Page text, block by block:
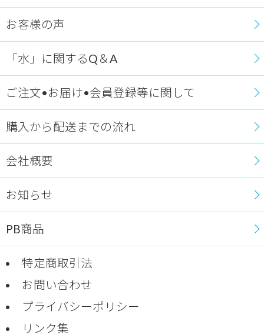
お客様の声
「水」に関するQ＆A
ご注文•お届け•会員登録等に関して
購入から配送までの流れ
会社概要
お知らせ
PB商品
特定商取引法
お問い合わせ
プライバシーポリシー
リンク集